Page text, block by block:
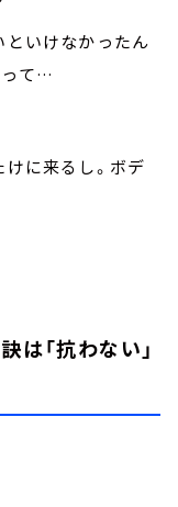
といけなかったん
って…
けに来るし。ボデ
「抗わない」